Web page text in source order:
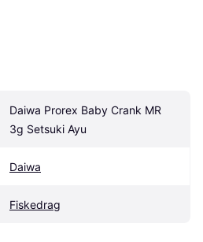
Daiwa Prorex Baby Crank MR
3g Setsuki Ayu
Daiwa
Fiskedrag